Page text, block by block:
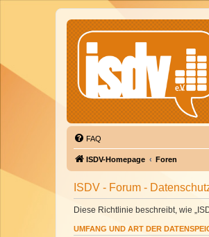
FAQ
ISDV-Homepage Foren
ISDV - Forum -
Diese Richtlinie beschreibt, wie
UMFANG UND ART DER